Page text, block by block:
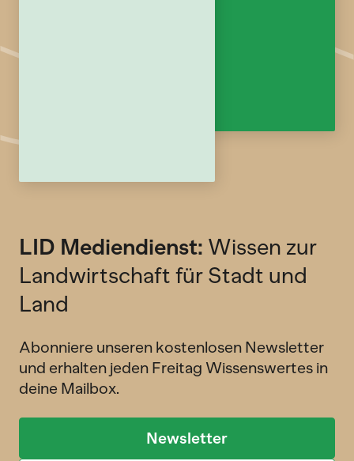
LID Mediendienst: Wissen zur
Landwirtschaft für Stadt und
Land
Abonniere unseren kostenlosen Newsletter
und erhalten jeden Freitag Wissenswertes in
deine Mailbox.
Newsletter